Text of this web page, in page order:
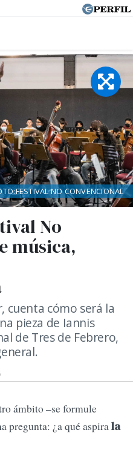
No
música,
cuenta cómo será la
pieza de Iannis
de Tres de Febrero,
NO CONVENCIONAL
ámbito –se formule
pregunta: ¿a qué aspirala